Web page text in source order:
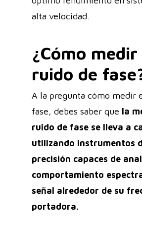
alta velocidad.
¿Cómo medir
ruido de
A la pregunta cómo medir
fase, debes saber que la
ruido de fase se lleva a
utilizando instrumentos
precisión capaces de
comportamiento
señal alrededor de su
portadora.